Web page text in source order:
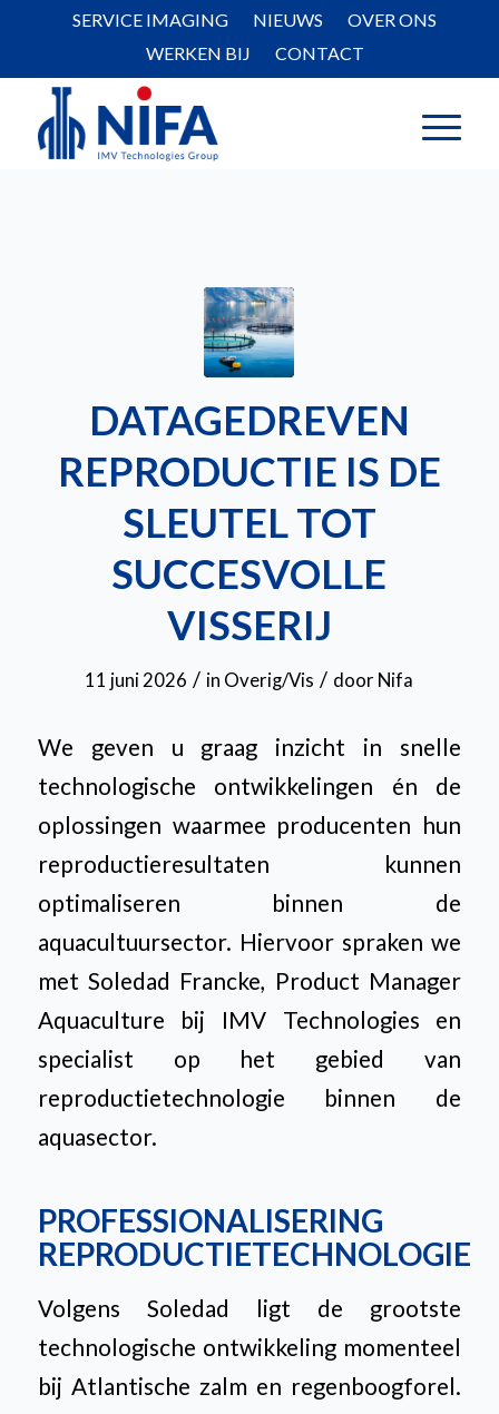
SERVICE IMAGING NIEUWS
OVER ONS
WERKEN BIJ
CONTACT
DATAGEDREVEN
REPRODUCTIE IS DE
SLEUTEL TOT
SUCCESVOLLE
VISSERIJ
11 juni 2026 / in Overig/Vis / doorNifa
We geven u graag inzicht in snelle
technologische ontwikkelingen én de
oplossingen waarmee producenten hun
reproductieresultaten kunnen
optimaliseren binnen de
aquacultuursector. Hiervoor spraken we
met Soledad Francke, Product Manager
Aquaculture bij IMV Technologies en
specialist op het gebied van
reproductietechnologie binnen de
aquasector.
PROFESSIONALISERING
REPRODUCTIETECHNOLOGIE
Volgens Soledad ligt de grootste
technologische ontwikkeling momenteel
bij Atlantische zalm en regenboogforel.